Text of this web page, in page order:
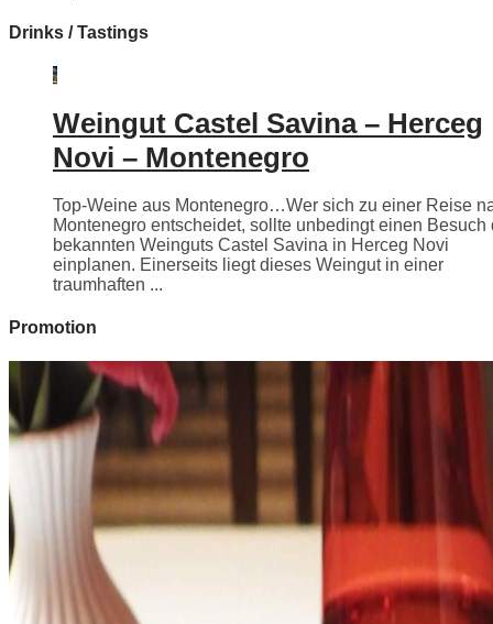
Drinks / Tastings
Weingut Castel Savina – Herceg
Novi – Montenegro
Top-Weine aus Montenegro…Wer sich zu einer Reise
Montenegro entscheidet, sollte unbedingt einen Besuch
bekannten Weinguts Castel Savina in Herceg Novi
einplanen. Einerseits liegt dieses Weingut in einer
traumhaften ...
Promotion